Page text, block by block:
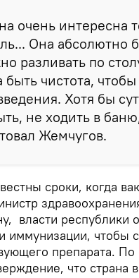
очень интересна
Она абсолютно
разливать по
быть чистота,
Хотя бы
не ходить в
Жемчугов.
сроки, когда
власти республики
иммунизации, чтобы
препарата.
что страна